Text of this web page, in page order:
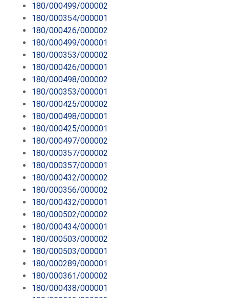
180/000499/000002
180/000354/000001
180/000426/000002
180/000499/000001
180/000353/000002
180/000426/000001
180/000498/000002
180/000353/000001
180/000425/000002
180/000498/000001
180/000425/000001
180/000497/000002
180/000357/000002
180/000357/000001
180/000432/000002
180/000356/000002
180/000432/000001
180/000502/000002
180/000434/000001
180/000503/000002
180/000503/000001
180/000289/000001
180/000361/000002
180/000438/000001